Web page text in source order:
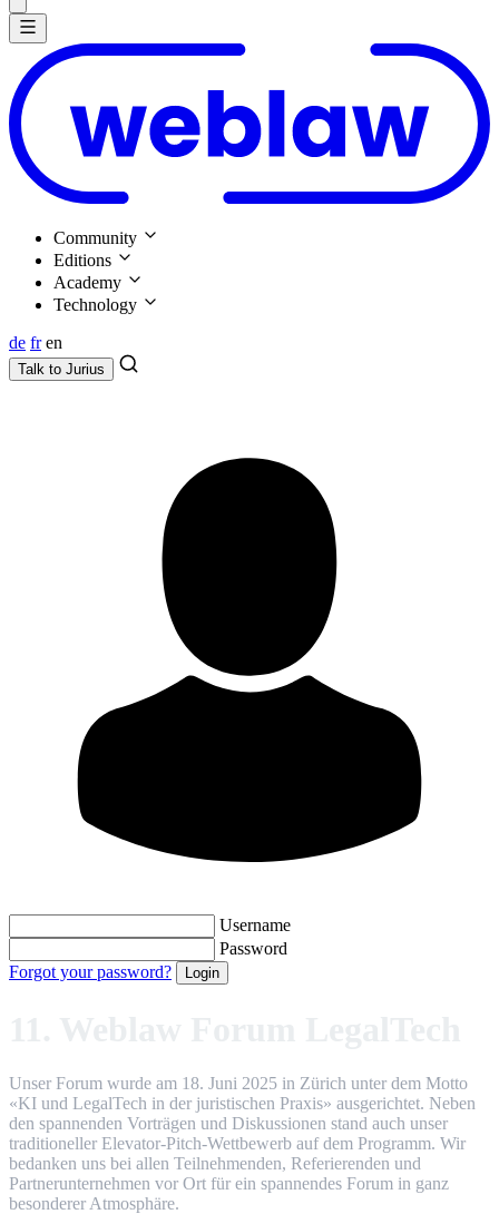
Community
Editions
Academy
Technology
de fr en
Talk to Jurius
Username
Password
Forgot your password?
Unser Forum wurde am 18. Juni 2025 in Zürich unter dem Motto
«KI und LegalTech in der juristischen Praxis» ausgerichtet. Neben
den spannenden Vorträgen und Diskussionen stand auch unser
traditioneller Elevator-Pitch-Wettbewerb auf dem Programm. Wir
bedanken uns bei allen Teilnehmenden, Referierenden und
Partnerunternehmen vor Ort für ein spannendes Forum in ganz
besonderer Atmosphäre.